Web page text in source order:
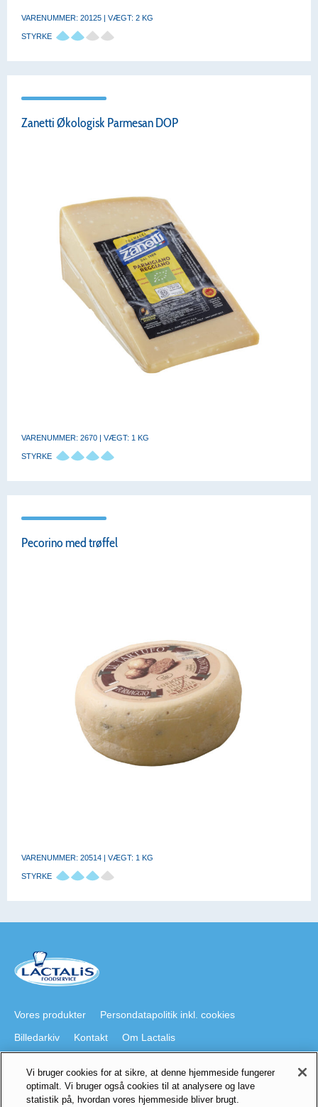
VARENUMMER: 20125 | VÆGT: 2 KG
STYRKE
Zanetti Økologisk Parmesan DOP
VARENUMMER: 2670 | VÆGT: 1 KG
STYRKE
Pecorino med trøffel
VARENUMMER: 20514 | VÆGT: 1 KG
STYRKE
Vores produkter
Persondatapolitik inkl. cookies
Billedarkiv
Kontakt Om Lactalis
Besøg også
Vi bruger cookies for at sikre, at denne hjemmeside fungerer
optimalt. Vi bruger også cookies til at analysere og lave
statistik på, hvordan vores hjemmeside bliver brugt.